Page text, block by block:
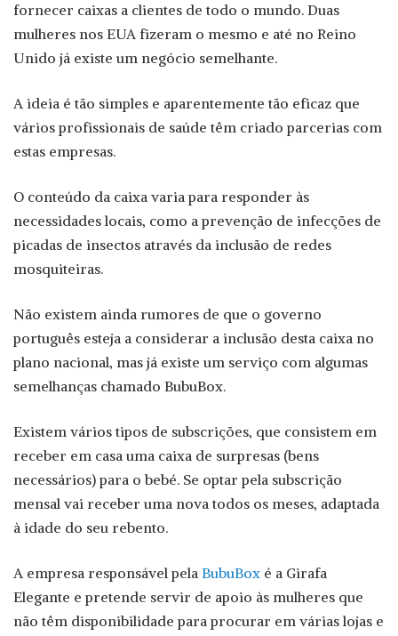
fornecer caixas a clientes de todo o mundo. Duas
mulheres nos EUA fizeram o mesmo e até no Reino
Unido já existe um negócio semelhante.
A ideia é tão simples e aparentemente tão eficaz que
vários profissionais de saúde têm criado parcerias com
estas empresas.
O conteúdo da caixa varia para responder às
necessidades locais, como a prevenção de infecções de
picadas de insectos através da inclusão de redes
mosquiteiras.
Não existem ainda rumores de que o governo
português esteja a considerar a inclusão desta caixa no
plano nacional, mas já existe um serviço com algumas
semelhanças chamado BubuBox.
Existem vários tipos de subscrições, que consistem em
receber em casa uma caixa de surpresas (bens
necessários) para o bebé. Se optar pela subscrição
mensal vai receber uma nova todos os meses, adaptada
à idade do seu rebento.
A empresa responsável pela BubuBox é a Girafa
Elegante e pretende servir de apoio às mulheres que
não têm disponibilidade para procurar em várias lojas e